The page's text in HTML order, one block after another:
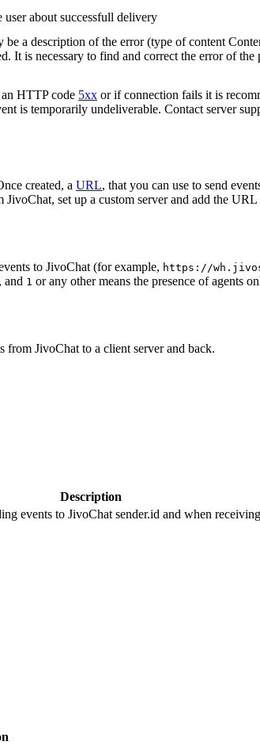
user about successfull delivery
be a description of the error (type of content
It is necessary to find and correct the error of
HTTP code 5xx or if connection fails it is
is temporarily undeliverable. Contact server
created, a URL, that you can use to send
JivoChat, set up a custom server and add the
to JivoChat (for example, https://
and 1 or any other means the presence of agents
from JivoChat to a client server and back.
Description
events to JivoChat sender.id and when